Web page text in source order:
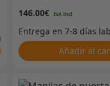
146.00€
Añadir al